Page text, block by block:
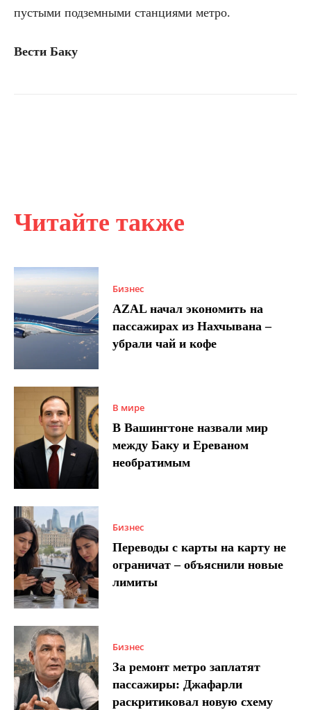
Читайте также
Бизнес
AZAL начал экономить на
пассажирах из Нахчывана –
убрали чай и кофе
В мире
В Вашингтоне назвали мир
между Баку и Ереваном
необратимым
Бизнес
Переводы с карты на карту не
ограничат – объяснили новые
лимиты
Бизнес
За ремонт метро заплатят
пассажиры: Джафарли
раскритиковал новую схему
пустыми подземными станциями метро.
Вести Баку